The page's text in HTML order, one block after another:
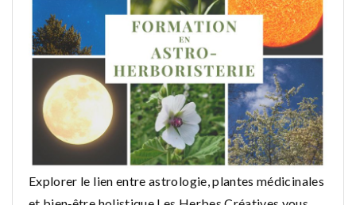
Explorer le lien entre astrologie, plantes médicinales